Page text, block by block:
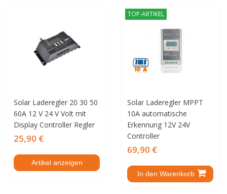
Solar Laderegler 20 30 50
60A 12 V 24 V Volt mit
Display Controller Regler
25,90 €
Artikel anzeigen
TOP-ARTIKEL
Solar Laderegler MPPT
10A automatische
Erkennung 12V 24V
Controller
69,90 €
In den Warenkorb